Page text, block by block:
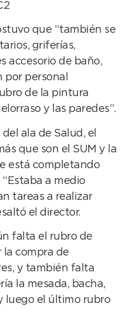
que “también se
griferías,
accesorio de baño,
personal
de la pintura
y las paredes”.
ala de Salud, el
que son el SUM y la
está completando
a medio
tareas a realizar
el director.
falta el rubro de
la compra de
y también falta
la mesada, bacha,
luego el último rubro